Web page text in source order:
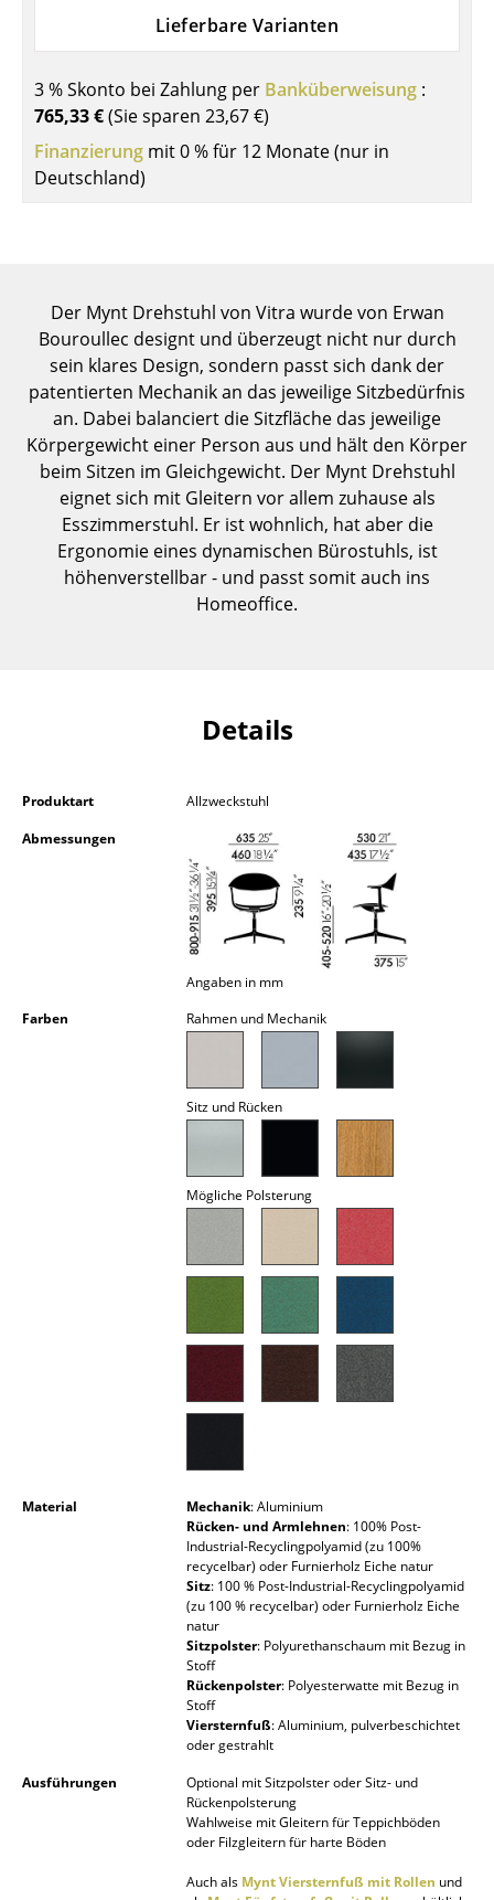
Aufbewahren
Regale & Schränke
Bücherregale
Wandregale
Beistell- & Rollcontainer
Barmöbel
Garderoben
Kleinaufbewahrung
Einzelteile
... alle Aufbewahrungsmöbel
Licht
Bodenleuchten
Wandleuchten
Outdoor-Leuchten
Betten
Aufbewahrungsboxen
Teppiche
... alle Accessoires
Lieferbare Varianten
3 % Skonto bei Zahlung per Banküberweisung :
765,33 €(Sie sparen 23,67 €)
Finanzierung mit 0 % für 12 Monate (nur in
Deutschland)
Der Mynt Drehstuhl von Vitra wurde von Erwan
Bouroullec designt und überzeugt nicht nur durch
sein klares Design, sondern passt sich dank der
patentierten Mechanik an das jeweilige Sitzbedürfnis
an. Dabei balanciert die Sitzfläche das jeweilige
Körpergewicht einer Person aus und hält den Körper
beim Sitzen im Gleichgewicht. Der Mynt Drehstuhl
eignet sich mit Gleitern vor allem zuhause als
Esszimmerstuhl. Er ist wohnlich, hat aber die
Ergonomie eines dynamischen Bürostuhls, ist
höhenverstellbar - und passt somit auch ins
Homeoffice.
Details
Produktart
Allzweckstuhl
Abmessungen
Angaben in mm
Farben
Rahmen und Mechanik
Sitz und Rücken
Mögliche Polsterung
Material Mechanik: Aluminium
Rücken- und Armlehnen: 100% Post-
Industrial-Recyclingpolyamid (zu 100%
recycelbar) oder Furnierholz Eiche natur
Sitz: 100 % Post-Industrial-Recyclingpolyamid
(zu 100 % recycelbar) oder Furnierholz Eiche
natur
Sitzpolster: Polyurethanschaum mit Bezug in
Stoff
Rückenpolster: Polyesterwatte mit Bezug in
Stoff
Viersternfuß: Aluminium, pulverbeschichtet
oder gestrahlt
Ausführungen
Optional mit Sitzpolster oder Sitz- und
Rückenpolsterung
Wahlweise mit Gleitern für Teppichböden
oder Filzgleitern für harte Böden
Auch als Mynt Viersternfuß mit Rollen und